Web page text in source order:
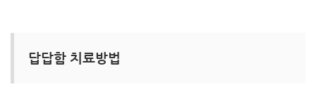
답답함 치료방법